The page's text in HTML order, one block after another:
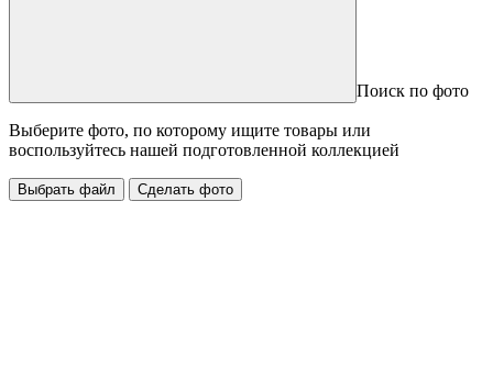
Поиск по фото
Выберите фото, по которому ищите товары или
воспользуйтесь нашей подготовленной коллекцией
Выбрать файл Сделать фото